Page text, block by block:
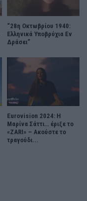
“28η Οκτωβρίου 1940:
Ελληνικά Υποβρύχια Εν
Δράσει”
Eurovision 2024: Η
Μαρίνα Σάττι… έριξε το
«ZARI» – Ακούστε το
τραγούδι...